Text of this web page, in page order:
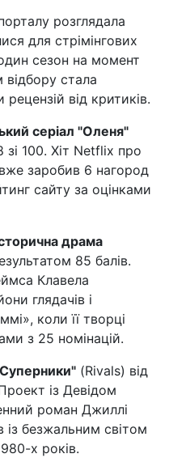
розглядала
для стрімінгових
сезон на момент
стала
від критиків.
серіал "Оленя"
100. Хіт Netflix про
заробив 6 нагород
сайту за оцінками
драма
85 балів.
Клавела
глядачів і
коли її творці
з 25 номінацій.
(Rivals) від
із Девідом
роман Джиллі
із безжальним світом
х років.